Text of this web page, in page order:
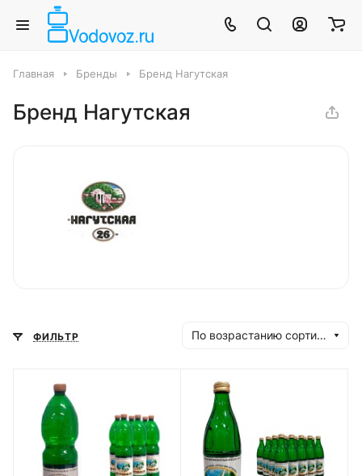
Главная Бренды Бренд Нагутская
Бренд Нагутская
ФИЛЬТР По возрастанию сортировки